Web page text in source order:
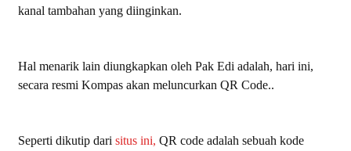
kanal tambahan yang diinginkan.
Hal menarik lain diungkapkan oleh Pak Edi adalah, hari ini,
secara resmi Kompas akan meluncurkan QR Code..
Seperti dikutip dari situs ini, QR code adalah sebuah kode